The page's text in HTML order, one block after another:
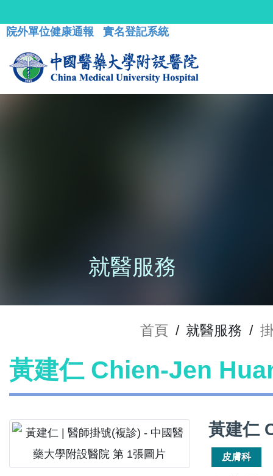
院外單位健康通報 實名登記系統
就醫服務
首頁 / 就醫服務 /
黃建仁 Chien-Jen
黃建仁
皮膚科